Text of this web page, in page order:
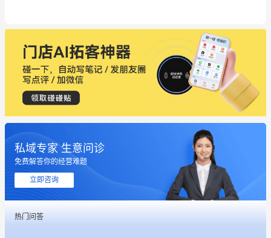
私域专家 生意问诊
免费解答你的经营难题
立即咨询
热门问答
这个营销策划案例推荐大家看一下
用有赞就能在微信、小红书同时经营了